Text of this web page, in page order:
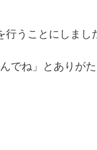
うことにしまし
でね」とありが